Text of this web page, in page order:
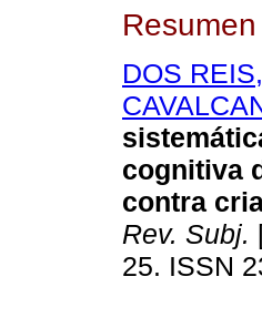
Resumen
DOS
cognitiva
contra
Rev. Subj.
25. ISSN